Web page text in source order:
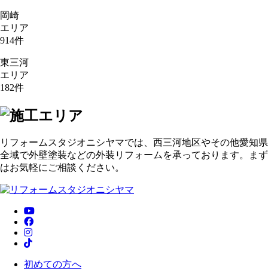
岡崎
エリア
914件
東三河
エリア
182件
リフォームスタジオニシヤマでは、西三河地区やその他愛知県
全域で外壁塗装などの外装リフォームを承っております。まず
はお気軽にご相談ください。
初めての方へ